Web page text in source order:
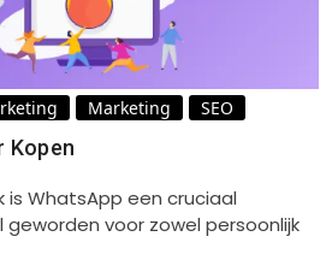
Marketing SEO
Kopen
WhatsApp een cruciaal
voor zowel persoonlijk